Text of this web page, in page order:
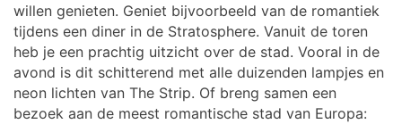
willen genieten. Geniet bijvoorbeeld van de romantiek
tijdens een diner in de Stratosphere. Vanuit de toren
heb je een prachtig uitzicht over de stad. Vooral in de
avond is dit schitterend met alle duizenden lampjes en
neon lichten van The Strip. Of breng samen een
bezoek aan de meest romantische stad van Europa: